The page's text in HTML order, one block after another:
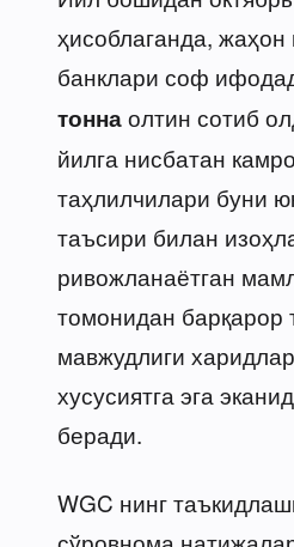
ҳисоблаганда, жаҳон
банклари соф
тоннаолтин сотиб
йилга нисбатан
таҳлилчилари буни
таъсири билан
ривожланаётган
томонидан барқарор
мавжудлиги
хусусиятга эга
беради.
WGC нинг